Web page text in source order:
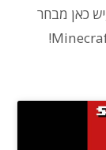
כאן מבחר